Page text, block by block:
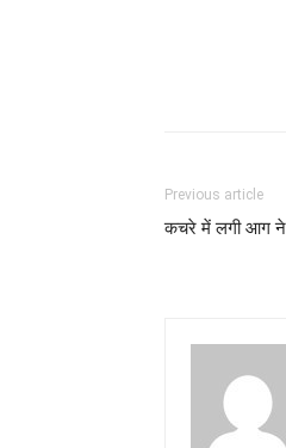
Previous article
कचरे में लगी आग ने